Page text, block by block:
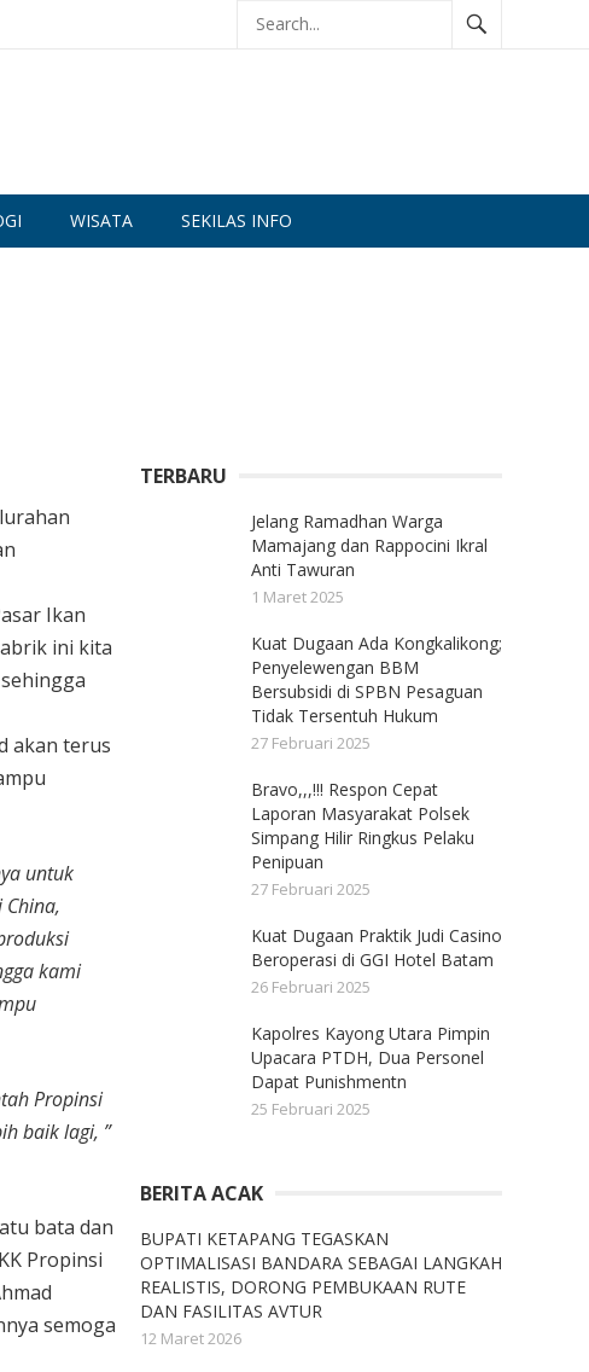
WISATA SEKILAS INFO
Ikan
ini kita
akan terus
untuk
kami
Propinsi
baik lagi, ”
bata dan
Propinsi
semoga
TERBARU
Jelang Ramadhan Warga
Mamajang dan Rappocini Ikral
Anti Tawuran
1 Maret 2025
Kuat Dugaan Ada Kongkalikong;
Penyelewengan BBM
Bersubsidi di SPBN Pesaguan
Tidak Tersentuh Hukum
27 Februari 2025
Bravo,,,!!! Respon Cepat
Laporan Masyarakat Polsek
Simpang Hilir Ringkus Pelaku
Penipuan
27 Februari 2025
Kuat Dugaan Praktik Judi Casino
Beroperasi di GGI Hotel Batam
26 Februari 2025
Kapolres Kayong Utara Pimpin
Upacara PTDH, Dua Personel
Dapat Punishmentn
25 Februari 2025
BERITA ACAK
BUPATI KETAPANG TEGASKAN
OPTIMALISASI BANDARA SEBAGAI LANGKAH
REALISTIS, DORONG PEMBUKAAN RUTE
DAN FASILITAS AVTUR
12 Maret 2026